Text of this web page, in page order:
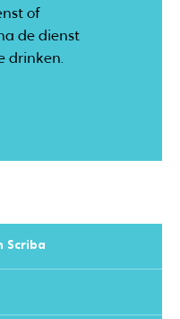
of
de dienst
drinken.
Scriba